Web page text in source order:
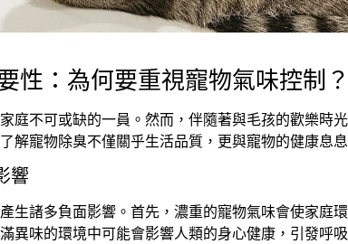
性：為何要重視寵物氣味控制
庭不可或缺的一員。然而，伴隨著與毛孩的歡樂時
解寵物除臭不僅關乎生活品質，更與寵物的健康息
響
生諸多負面影響。首先，濃重的寵物氣味會使家庭
異味的環境中可能會影響人類的身心健康，引發呼